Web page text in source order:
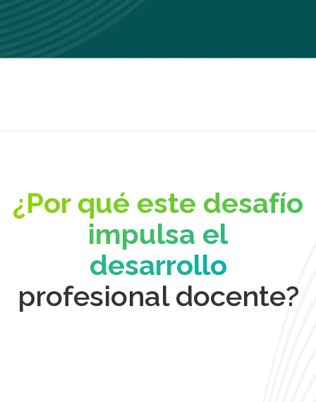
¿Por qué este desafío
impulsa el
desarrollo
profesional docente?